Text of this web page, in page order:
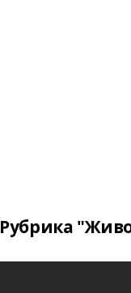
Рубрика